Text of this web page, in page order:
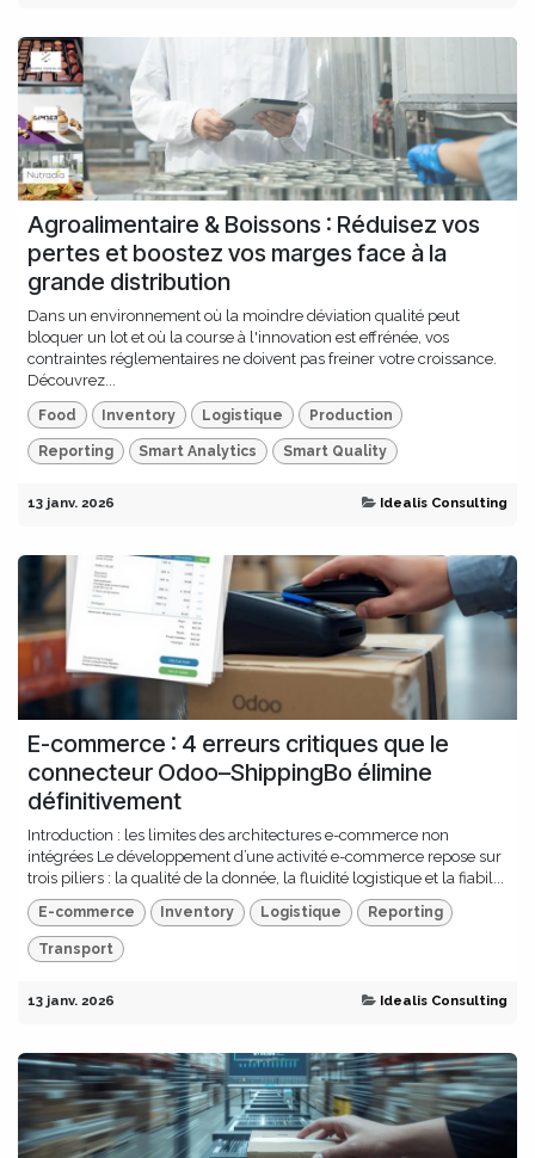
Agroalimentaire & Boissons : Réduisez vos
pertes et boostez vos marges face à la
grande distribution
Dans un environnement où la moindre déviation qualité peut
bloquer un lot et où la course à l'innovation est effrénée, vos
contraintes réglementaires ne doivent pas freiner votre croissance.
Découvrez...
Food Inventory Logistique Production
Reporting Smart Analytics Smart Quality
13 janv. 2026 Idealis Consulting
E-commerce : 4 erreurs critiques que le
connecteur Odoo–ShippingBo élimine
définitivement
Introduction : les limites des architectures e-commerce non
intégrées Le développement d’une activité e-commerce repose sur
trois piliers : la qualité de la donnée, la fluidité logistique et la fiabil...
E-commerce Inventory Logistique Reporting
Transport
13 janv. 2026 Idealis Consulting